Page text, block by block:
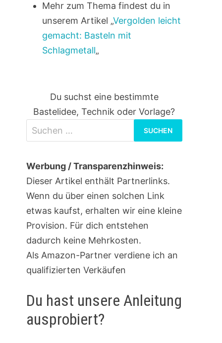
Mehr zum Thema findest du in
unserem Artikel „Vergolden leicht
gemacht: Basteln mit
Schlagmetall„
Du suchst eine bestimmte
Bastelidee, Technik oder Vorlage?
nach:
Werbung / Transparenzhinweis:
Dieser Artikel enthält Partnerlinks.
Wenn du über einen solchen Link
etwas kaufst, erhalten wir eine kleine
Provision. Für dich entstehen
dadurch keine Mehrkosten.
Als Amazon-Partner verdiene ich an
qualifizierten Verkäufen
Du hast unsere Anleitung
ausprobiert?